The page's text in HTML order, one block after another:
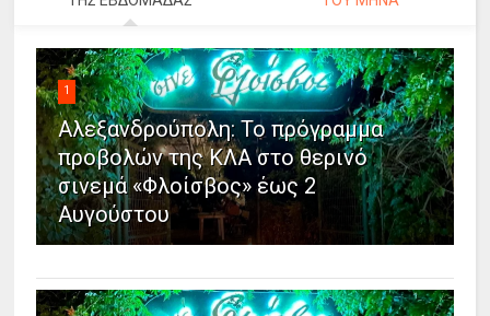
1
Αλεξανδρούπολη: Το πρόγραμμα
προβολών της ΚΛΑ στο θερινό
σινεμά «Φλοίσβος» έως 2
Αυγούστου